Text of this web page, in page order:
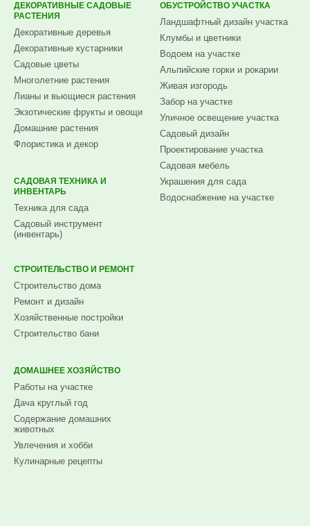
ДЕКОРАТИВНЫЕ САДОВЫЕ
РАСТЕНИЯ
Декоративные деревья
Декоративные кустарники
Садовые цветы
Многолетние растения
Лианы и вьющиеся растения
Экзотические фрукты и овощи
Домашние растения
Флористика и декор
САДОВАЯ ТЕХНИКА И
ИНВЕНТАРЬ
Техника для сада
Садовый инструмент
(инвентарь)
ОБУСТРОЙСТВО УЧАСТКА
Ландшафтный дизайн участка
Клумбы и цветники
Водоем на участке
Альпийские горки и рокарии
Живая изгородь
Забор на участке
Уличное освещение участка
Садовый дизайн
Проектирование участка
Садовая мебель
Украшения для сада
Водоснабжение на участке
СТРОИТЕЛЬСТВО И РЕМОНТ
Строительство дома
Ремонт и дизайн
Хозяйственные постройки
Строительство бани
ДОМАШНЕЕ ХОЗЯЙСТВО
Работы на участке
Дача круглый год
Содержание домашних
животных
Увлечения и хобби
Кулинарные рецепты